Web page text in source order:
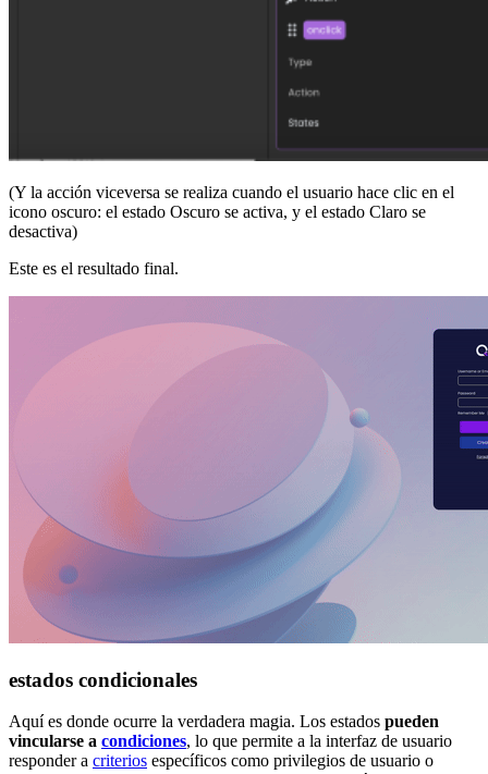
(Y la acción viceversa se realiza cuando el usuario hace clic en el
icono oscuro: el estado Oscuro se activa, y el estado Claro se
desactiva)
Este es el resultado final.
estados condicionales
Aquí es donde ocurre la verdadera magia. Los estados pueden
vincularse a condiciones, lo que permite a la interfaz de usuario
responder a criterios específicos como privilegios de usuario o